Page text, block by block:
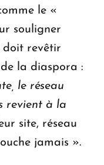
le «
souligner
doit revêtir
la diaspora :
le réseau
revient à la
site, réseau
jamais ».